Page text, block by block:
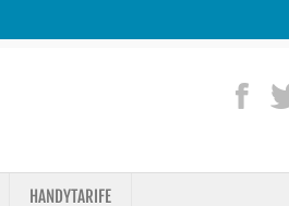
HANDYTARIFE